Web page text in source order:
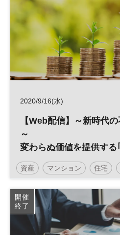
2020/9/16(水)
【Web配信】～新時代
～
変わらぬ価値を提供する
物件
資産 マンション 住宅
開催
終了